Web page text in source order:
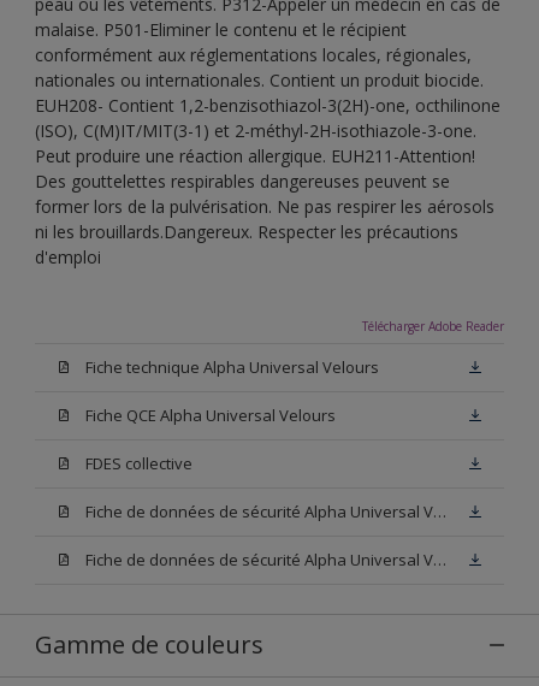
malaise. P501-Eliminer le contenu et le récipient
conformément aux réglementations locales, régionales,
nationales ou internationales. Contient un produit biocide.
EUH208- Contient 1,2-benzisothiazol-3(2H)-one, octhilinone
(ISO), C(M)IT/MIT(3-1) et 2-méthyl-2H-isothiazole-3-one.
Peut produire une réaction allergique. EUH211-Attention!
Des gouttelettes respirables dangereuses peuvent se
former lors de la pulvérisation. Ne pas respirer les aérosols
ni les brouillards.Dangereux. Respecter les précautions
d'emploi
Télécharger Adobe Reader
Fiche technique Alpha Universal Velours
Fiche QCE Alpha Universal Velours
FDES collective
Fiche de données de sécurité Alpha Universal Velours Base W05
Fiche de données de sécurité Alpha Universal Velours Base N00
Gamme de couleurs